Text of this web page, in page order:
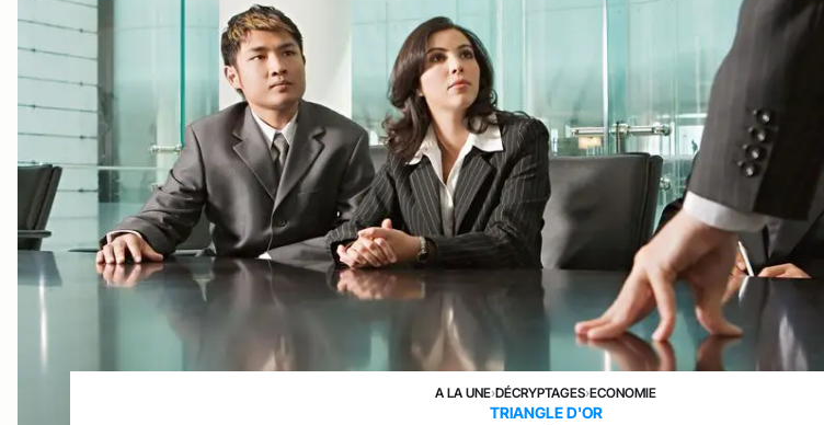
A LA UNE›DÉCRYPTAGES›ECONOMIE
TRIANGLE D'OR